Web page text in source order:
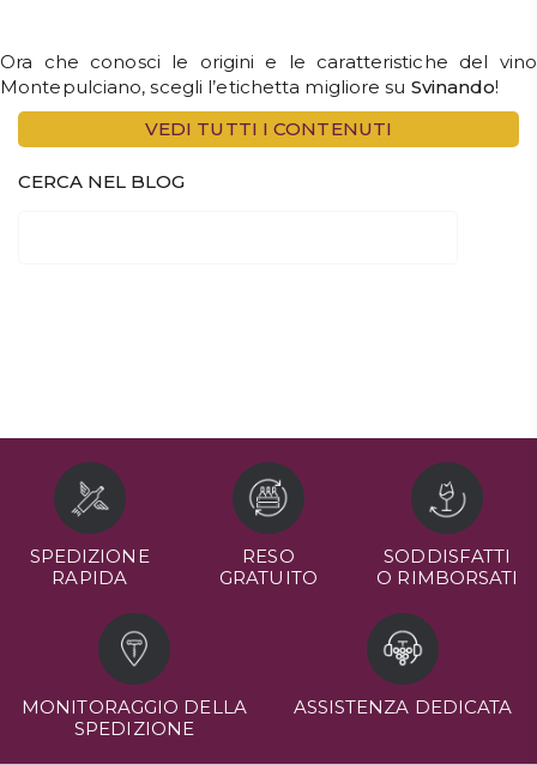
Ora che conosci le origini e le caratteristiche del vino
Montepulciano, scegli l’etichetta migliore su Svinando!
VEDI TUTTI I CONTENUTI
CERCA NEL BLOG
SPEDIZIONE
RAPIDA
RESO
GRATUITO
SODDISFATTI
O RIMBORSATI
MONITORAGGIO DELLA
SPEDIZIONE
ASSISTENZA DEDICATA